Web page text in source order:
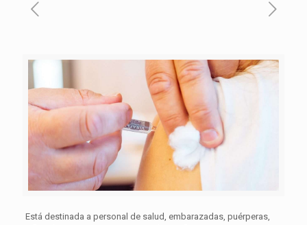
Está destinada a personal de salud, embarazadas, puérperas,